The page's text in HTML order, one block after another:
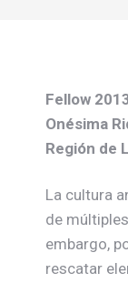
Fellow
Onésima
Región de
La cultura
de
embargo,
rescatar